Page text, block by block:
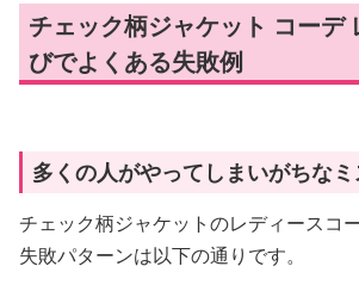
チェック柄ジャケット コーデ
びでよくある失敗例
多くの人がやってしまいがちなミ
チェック柄ジャケットのレディースコ
失敗パターンは以下の通りです。